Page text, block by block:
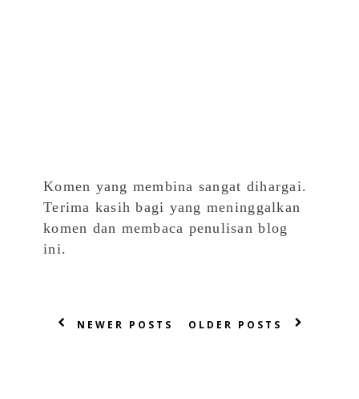
Komen yang membina sangat dihargai.
Terima kasih bagi yang meninggalkan
komen dan membaca penulisan blog
ini.
NEWER POSTS OLDER POSTS